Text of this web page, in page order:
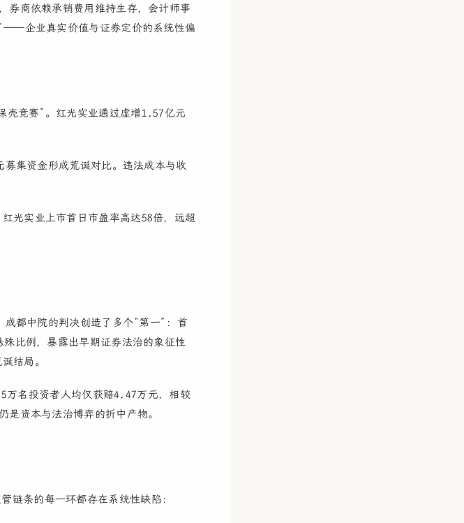
券商依赖承销费用维持生存，会计师事
企业真实价值与证券定价的系统性偏
壳竞赛”。红光实业通过虚增1.57亿元
集资金形成荒诞对比。违法成本与收
光实业上市首日市盈率高达58倍，远超
都中院的判决创造了多个“第一”：首
比例，暴露出早期证券法治的象征性
结局。
万名投资者人均仅获赔4.47万元，相较
是资本与法治博弈的折中产物。
链条的每一环都存在系统性缺陷：